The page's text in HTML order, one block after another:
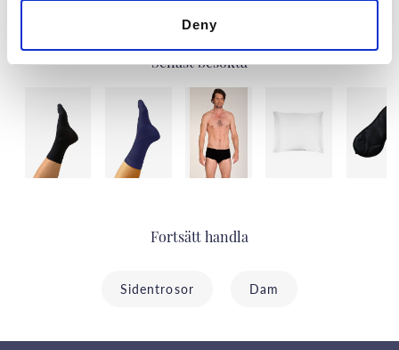
Deny
Senast besökta
Fortsätt handla
Sidentrosor Dam